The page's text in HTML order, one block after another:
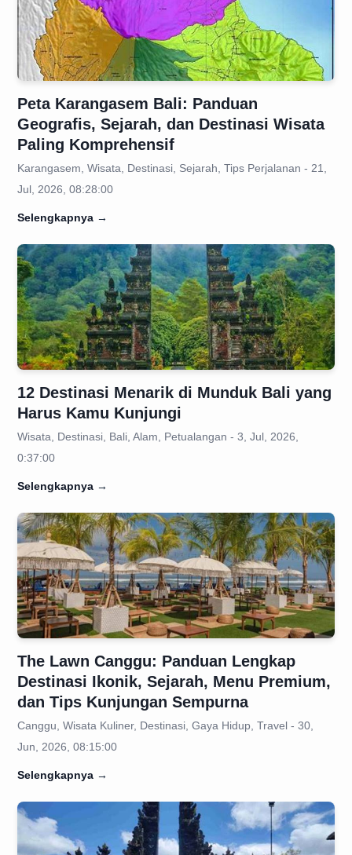
Peta Karangasem Bali: Panduan
Geografis, Sejarah, dan Destinasi Wisata
Paling Komprehensif
Karangasem, Wisata, Destinasi, Sejarah, Tips Perjalanan - 21,
Jul, 2026, 08:28:00
Selengkapnya →
12 Destinasi Menarik di Munduk Bali yang
Harus Kamu Kunjungi
Wisata, Destinasi, Bali, Alam, Petualangan - 3, Jul, 2026,
0:37:00
Selengkapnya →
The Lawn Canggu: Panduan Lengkap
Destinasi Ikonik, Sejarah, Menu Premium,
dan Tips Kunjungan Sempurna
Canggu, Wisata Kuliner, Destinasi, Gaya Hidup, Travel - 30,
Jun, 2026, 08:15:00
Selengkapnya →